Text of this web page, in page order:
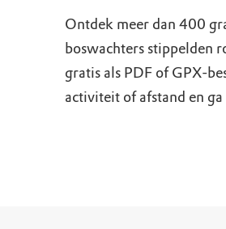
Ontdek meer dan 400
boswachters stippelden
gratis als PDF of GPX-
activiteit of afstand en